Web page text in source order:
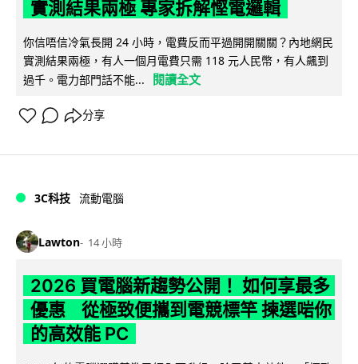
實測結果兩極 專家拆解慳電邏輯
你信唔信冷氣長開 24 小時，電費反而平過開開關關？內地網民
實測結果兩極，有人一個月電費只需 118 元人民幣，有人飆到
過千。電力部門話不能...
閱讀全文
分享
3C科技 流動電腦
Lawton 14 小時
2026 買電腦新趨勢公開！ 如何享最多
優惠 從極致便攜到電競標竿 揀選啱你
的高效能 PC